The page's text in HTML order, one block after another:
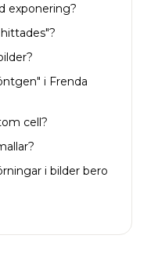
exponering?
i Frenda
cell?
i bilder bero